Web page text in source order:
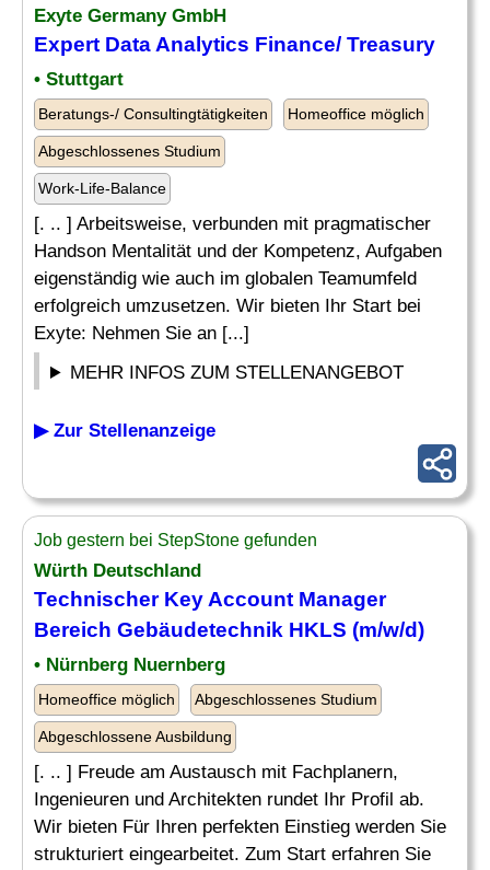
Exyte Germany GmbH
Expert Data Analytics Finance/ Treasury
• Stuttgart
Beratungs-/ Consultingtätigkeiten Homeoffice möglich
Abgeschlossenes Studium
Work-Life-Balance
[. .. ] Arbeitsweise, verbunden mit pragmatischer
Handson Mentalität und der Kompetenz, Aufgaben
eigenständig wie auch im globalen Teamumfeld
erfolgreich umzusetzen. Wir bieten Ihr Start bei
Exyte: Nehmen Sie an [...]
MEHR INFOS ZUM STELLENANGEBOT
▶ Zur Stellenanzeige
Job gestern bei StepStone gefunden
Würth Deutschland
Technischer Key Account Manager
Bereich Gebäudetechnik HKLS (m/w/d)
• Nürnberg Nuernberg
Homeoffice möglich Abgeschlossenes Studium
Abgeschlossene Ausbildung
[. .. ] Freude am Austausch mit Fachplanern,
Ingenieuren und Architekten rundet Ihr Profil ab.
Wir bieten Für Ihren perfekten Einstieg werden Sie
strukturiert eingearbeitet. Zum Start erfahren Sie